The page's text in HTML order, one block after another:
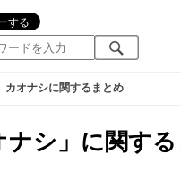
カオナシに関するまとめ
ナシ」に関す